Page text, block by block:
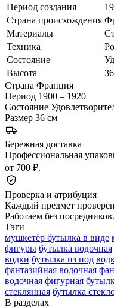
Период создания
Страна происхождения
Материалы
Техника
Состояние
Высота
Страна Франция
Период 1900 – 1920
Состояние
Размер 36 см
Бережная доставка
Профессиональная
от 700 ₽.
Проверка и атрибуция
Каждый предмет
Работаем без посредников.
Тэги
мушкетёр бутылка в виде
фигуры бутылка водочная
водки бутылка из под
фантазийная водочная
водочная фигурная
стеклянная бутылка
В разделах